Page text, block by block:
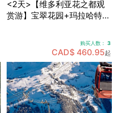
<2天>【维多利亚花之都观
赏游】宝翠花园+玛拉哈特天
选帝后酒店住宿
购买人数： 3
CAD$ 460.95起